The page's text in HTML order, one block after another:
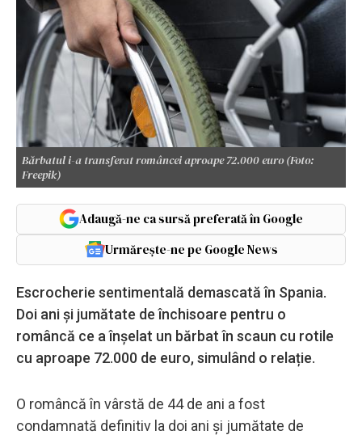
Bărbatul i-a transferat româncei aproape 72.000 euro (Foto:
Freepik)
Adaugă-ne ca sursă preferată în Google
Urmărește-ne pe Google News
Escrocherie sentimentală demascată în Spania.
Doi ani și jumătate de închisoare pentru o
româncă ce a înșelat un bărbat în scaun cu rotile
cu aproape 72.000 de euro, simulând o relație.
O româncă în vârstă de 44 de ani a fost
condamnată definitiv la doi ani și jumătate de